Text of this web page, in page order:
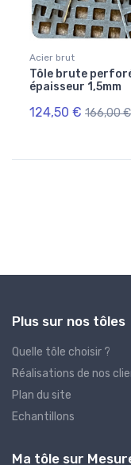
Acier brut
Tôle brute
épaisseur 1,5mm
124,50 € 166,00 €
Plus sur nos tôles
Quelle tôle choisir ?
Réalisations de nos
Plan du site
Echantillons
Ma tôle sur